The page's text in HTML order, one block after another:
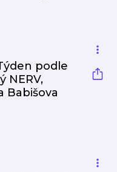
podle
NERV,
Babišova